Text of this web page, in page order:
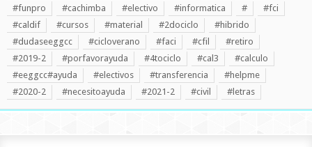
#funpro
#cachimba #electivo #informatica #
#fci
#caldif
#cursos #material #2dociclo
#hibrido
#dudaseeggcc
#cicloverano #faci #cfil
#retiro
#2019-2
#porfavorayuda #4tociclo #cal3
#calculo
#eeggcc#ayuda
#electivos #transferencia
#helpme
#2020-2
#necesitoayuda #2021-2 #civil #letras